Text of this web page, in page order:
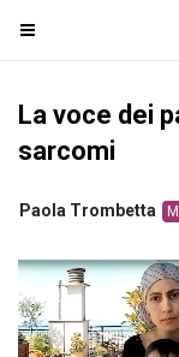
T
o
l
n
v
g
a
La voce dei
sarcomi
Paola Trombetta